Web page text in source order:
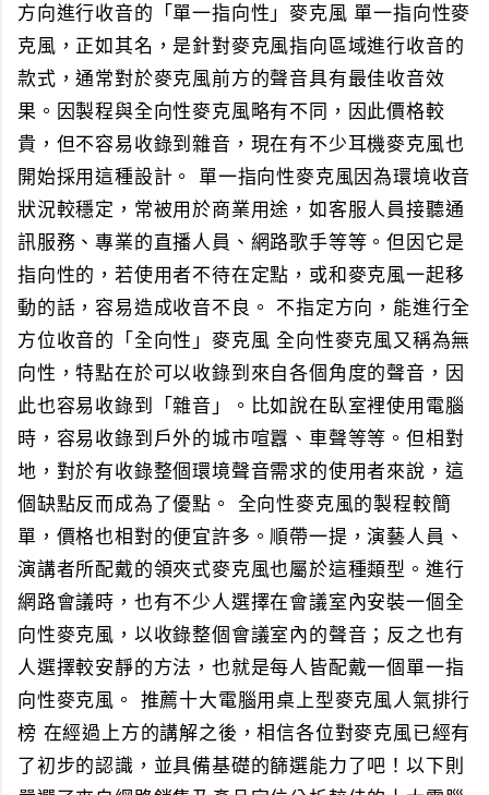
方向進行收音的「單一指向性」麥克風 單一指向性麥
克風，正如其名，是針對麥克風指向區域進行收音的
款式，通常對於麥克風前方的聲音具有最佳收音效
果。因製程與全向性麥克風略有不同，因此價格較
貴，但不容易收錄到雜音，現在有不少耳機麥克風也
開始採用這種設計。 單一指向性麥克風因為環境收音
狀況較穩定，常被用於商業用途，如客服人員接聽通
訊服務、專業的直播人員、網路歌手等等。但因它是
指向性的，若使用者不待在定點，或和麥克風一起移
動的話，容易造成收音不良。 不指定方向，能進行全
方位收音的「全向性」麥克風 全向性麥克風又稱為無
向性，特點在於可以收錄到來自各個角度的聲音，因
此也容易收錄到「雜音」。比如說在臥室裡使用電腦
時，容易收錄到戶外的城市喧囂、車聲等等。但相對
地，對於有收錄整個環境聲音需求的使用者來說，這
個缺點反而成為了優點。 全向性麥克風的製程較簡
單，價格也相對的便宜許多。順帶一提，演藝人員、
演講者所配戴的領夾式麥克風也屬於這種類型。進行
網路會議時，也有不少人選擇在會議室內安裝一個全
向性麥克風，以收錄整個會議室內的聲音；反之也有
人選擇較安靜的方法，也就是每人皆配戴一個單一指
向性麥克風。 推薦十大電腦用桌上型麥克風人氣排行
榜 在經過上方的講解之後，相信各位對麥克風已經有
了初步的認識，並具備基礎的篩選能力了吧！以下則